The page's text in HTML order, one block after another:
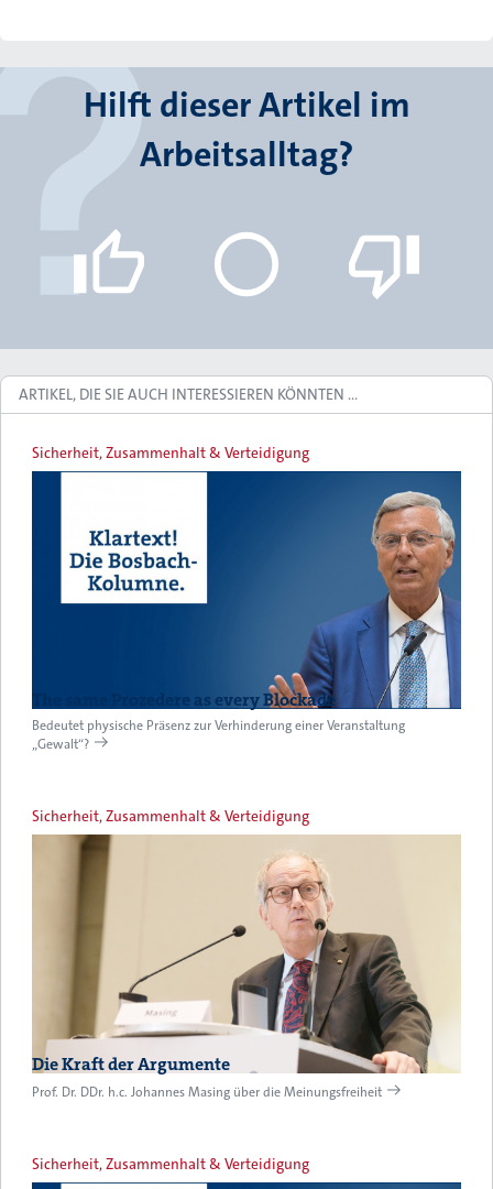
Hilft dieser Artikel im
Arbeitsalltag?
ARTIKEL, DIE SIE AUCH INTERESSIEREN KÖNNTEN …
Sicherheit, Zusammenhalt & Verteidigung
The same Prozedere as every Blockade
Bedeutet physische Präsenz zur Verhinderung einer Veranstaltung
„Gewalt“?
Sicherheit, Zusammenhalt & Verteidigung
Die Kraft der Argumente
Prof. Dr. DDr. h.c. Johannes Masing über die Meinungsfreiheit
Sicherheit, Zusammenhalt & Verteidigung